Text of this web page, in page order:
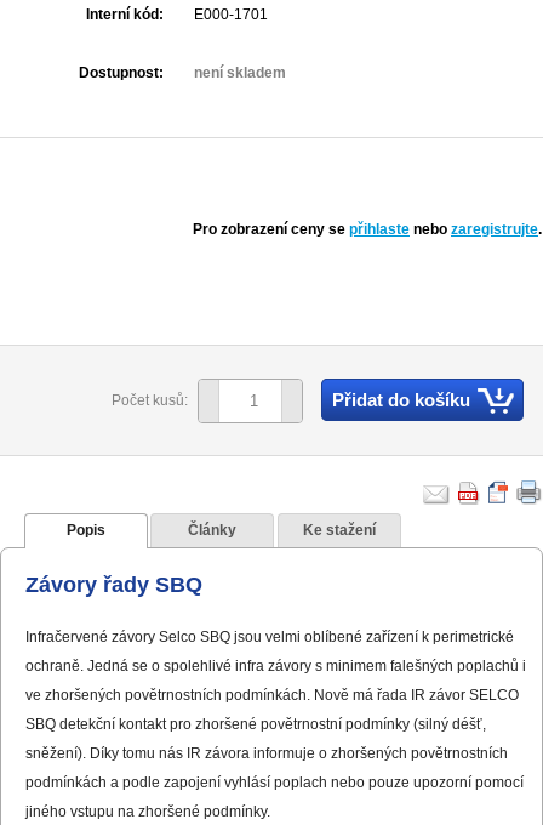
Interní kód:
E000-1701
Dostupnost: není skladem
Pro zobrazení ceny se přihlaste nebo zaregistrujte.
Počet kusů: Přidat do košíku
Popis Články Ke stažení
Závory řady SBQ
Infračervené závory Selco SBQ jsou velmi oblíbené zařízení k perimetrické
ochraně. Jedná se o spolehlivé infra závory s minimem falešných poplachů i
ve zhoršených povětrnostních podmínkách. Nově má řada IR závor SELCO
SBQ detekční kontakt pro zhoršené povětrnostní podmínky (silný déšť,
sněžení). Díky tomu nás IR závora informuje o zhoršených povětrnostních
podmínkách a podle zapojení vyhlásí poplach nebo pouze upozorní pomocí
jiného vstupu na zhoršené podmínky.